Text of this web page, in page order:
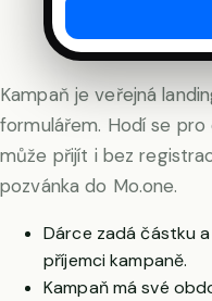
Kampaň je veřejná
formulářem. Hodí se pro
může přijít i bez
pozvánka do Mo.one.
Dárce zadá částku
příjemci kampaně.
Kampaň má své